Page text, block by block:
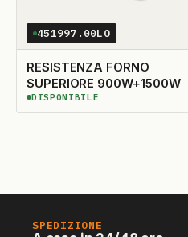
451997.00LO
RESISTENZA FORNO
SUPERIORE 900W+1500W
DISPONIBILE
DISPONIBILE
SPEDIZIONE